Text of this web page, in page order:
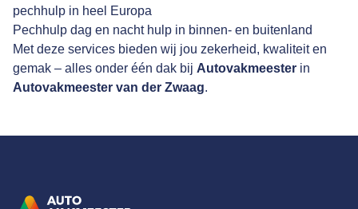
pechhulp in heel Europa
Pechhulp dag en nacht hulp in binnen- en buitenland
Met deze services bieden wij jou zekerheid, kwaliteit en
gemak – alles onder één dak bij Autovakmeester in
Autovakmeester van der Zwaag.